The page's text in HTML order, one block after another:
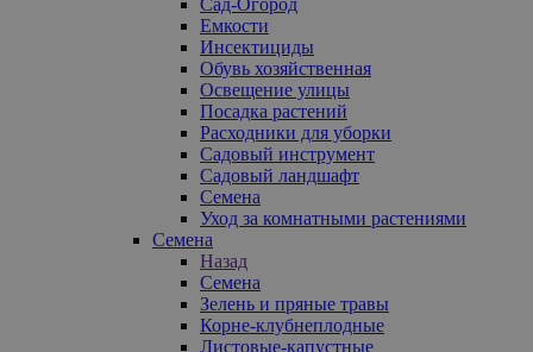
Емкости
Инсектициды
Обувь хозяйственная
Освещение улицы
Посадка растений
Расходники для уборки
Садовый инструмент
Садовый ландшафт
Семена
Уход за комнатными растениями
Семена
Назад
Семена
Зелень и пряные травы
Корне-клубнеплодные
Листовые-капустные